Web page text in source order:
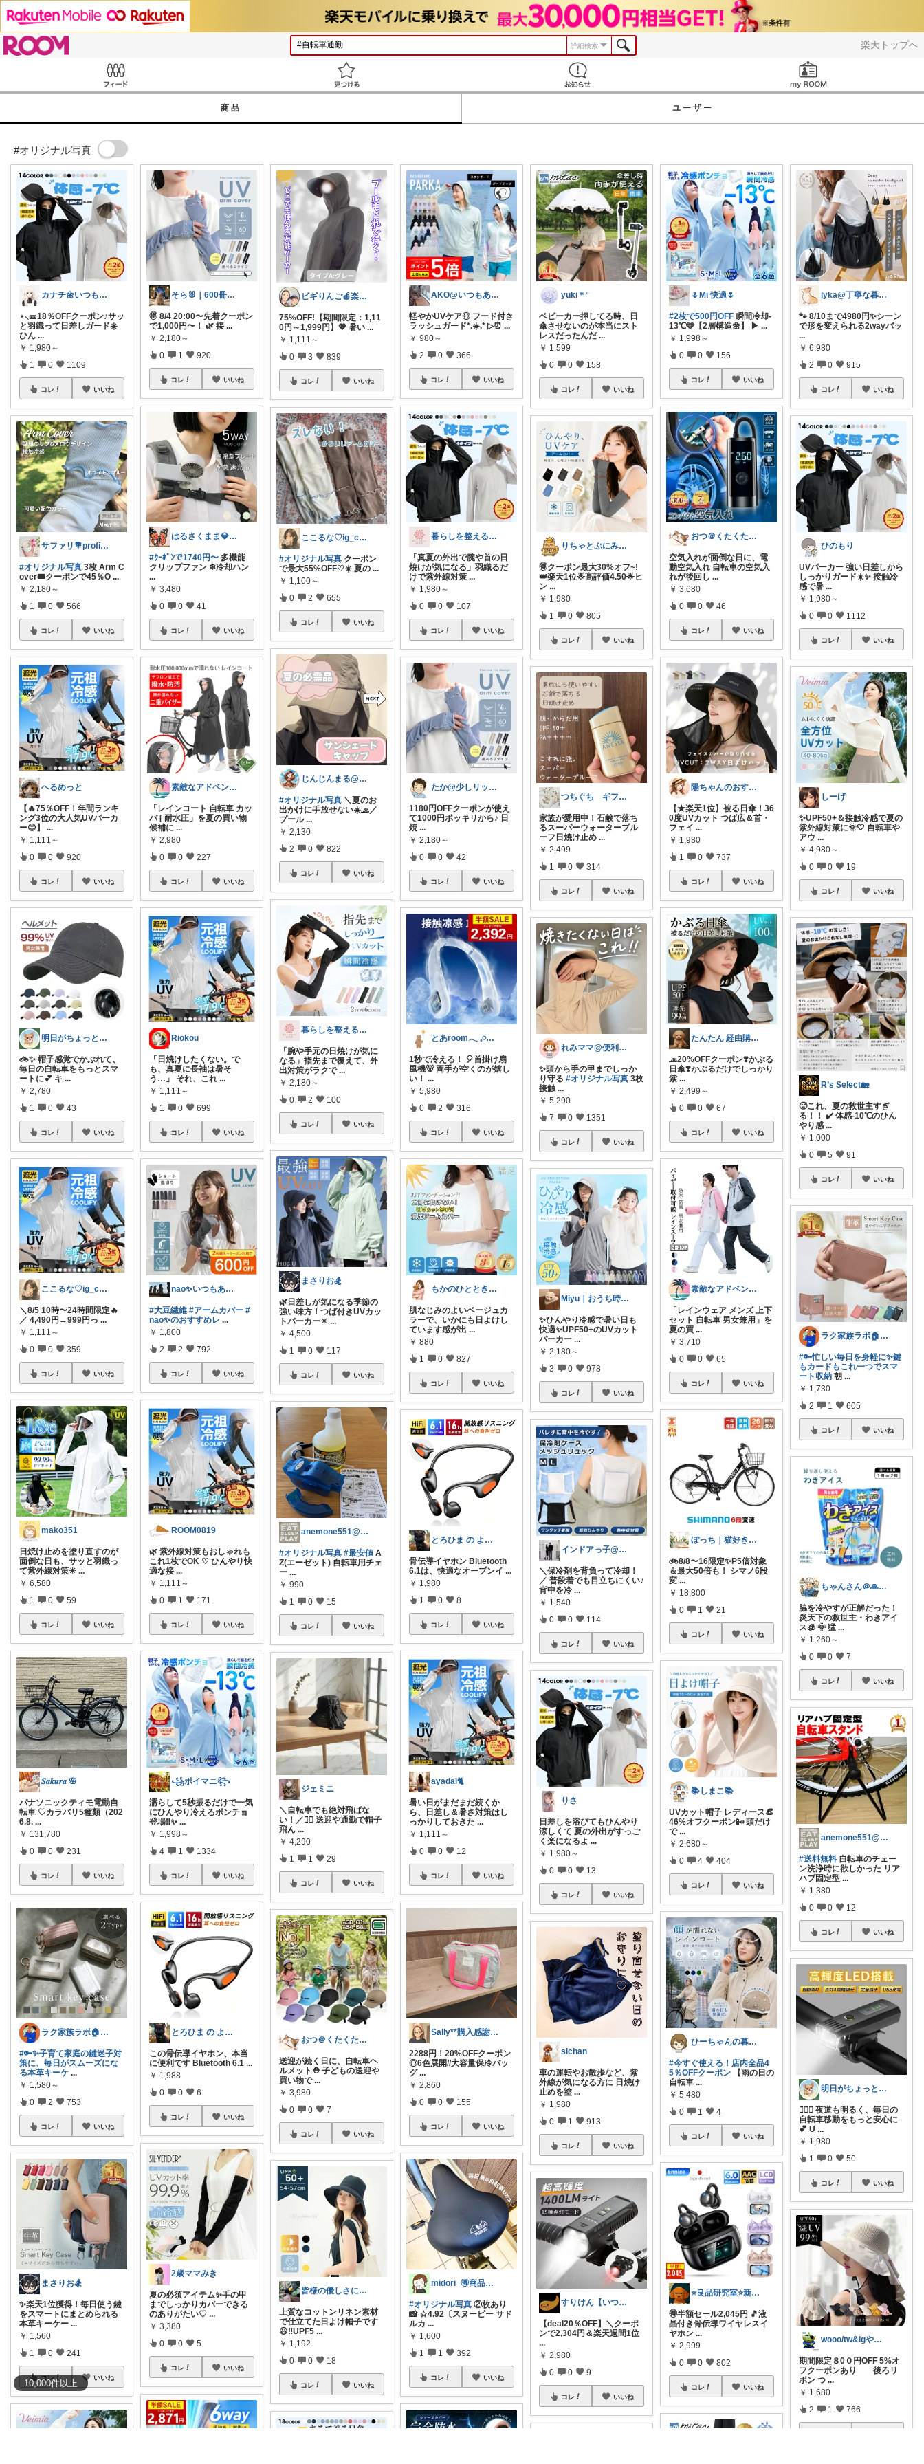
楽天トップへ
詳細検索
商品 ユーザー
#オリジナル写真
10,000件以上
カナチ🌼いつもご覧くださり感謝ꕤ
⋆⸜🎫18％OFFクーポン♪サッ
と羽織って日差しガード☀️
ひん ...
￥ 1,980～
1 0 1109
コレ いいね
サファリ‎💐profileにてお礼
#オリジナル写真 3枚 Arm C
over🎟クーポンで45％O ...
￥ 2,180～
1 0 566
コレ いいね
へるめっと
【🔥75％OFF！年間ランキ
ング3位の大人気UVパーカ
ー😊】 ...
￥ 1,111～
0 0 920
コレ いいね
明日がちょっと好きになる
🚲✨ 帽子感覚でかぶれて、
毎日の自転車をもっとスマ
ートに💕 キ ...
￥ 2,780
1 0 43
コレ いいね
ここるな♡ig_cona260
＼8/5 10時〜24時間限定🔥
／ 4,490円→999円っ ...
￥ 1,111～
0 0 359
コレ いいね
mako351
日焼け止めを塗り直すのが
面倒な日も、サッと羽織っ
て紫外線対策☀ ...
￥ 6,580
1 0 59
コレ いいね
𝑺𝒂𝒌𝒖𝒓𝒂 🌸
パナソニックティモ電動自
転車 ♡カラバリ5種類（202
6.8. ...
￥ 131,780
0 0 231
コレ いいね
ラク家族ラボ🏠️30代子育てパパルーム
#🔑✨子育て家庭の鍵迷子対
策に、毎日がスムーズにな
る本革キーケ ...
￥ 1,580～
0 2 753
コレ いいね
まさりお🏂
✨楽天1位獲得！毎日使う鍵
をスマートにまとめられる
本革キーケー ...
￥ 1,560
1 0 241
コレ いいね
そら🐰｜600冊読んだ絵本好きママ
🉐 8/4 20:00〜先着クーポン
で1,000円〜！ 🌿 接 ...
￥ 2,180～
0 1 920
コレ いいね
はるさくまま💎兄妹ﾜｰﾏﾏ🦋ig/X
#ｸｰﾎﾟﾝで1740円〜 多機能
クリップファン ❄冷却ハン
...
￥ 3,480
0 0 41
コレ いいね
素敵なアドベンチャー🌿
「レインコート 自転車 カッ
パ [ 耐水圧」を夏の買い物
候補に ...
￥ 2,980
0 0 227
コレ いいね
Riokou
「日焼けしたくない。で
も、真夏に長袖は暑そ
う…」 それ、これ ...
￥ 1,111～
1 0 699
コレ いいね
nao✨いつもありがとう😊
#大豆繊維 #アームカバー #
nao✨のおすすめレ ...
￥ 1,800
2 2 792
コレ いいね
ROOM0819
🌿 紫外線対策もおしゃれも
これ1枚でOK ♡ ひんやり快
適な接 ...
￥ 1,111～
0 1 171
コレ いいね
꧁ポイマニ꧂
濡らして5秒振るだけで一気
にひんやり冷えるポンチョ
登場‼️✨...
￥ 1,998～
4 1 1334
コレ いいね
とろひま の よろず屋～お得な商品たち～
この骨伝導イヤホン、本当
に便利です Bluetooth 6.1 ...
￥ 1,988
0 0 6
コレ いいね
2歳ママみき
夏の必須アイテム✨手の甲
までしっかりカバーできる
のありがたい♡ ...
￥ 3,380
0 0 5
コレ いいね
ビギりんご🍎楽する暮らし🏠
75%OFF!【期間限定：1,11
0円～1,999円】💖 暑い ...
￥ 1,111～
0 3 839
コレ いいね
ここるな♡ig_cona260
#オリジナル写真 クーポン
で最大55%OFF♡☀️ 夏の ...
￥ 1,100～
0 2 655
コレ いいね
じんじんまる@2歳児ママ
#オリジナル写真 ＼夏のお
出かけに手放せない☀️🧢／
プール ...
￥ 2,130
2 0 822
コレ いいね
暮らしを整える研究所🍀
「腕や手元の日焼けが気に
なる」指先まで覆えて、外
出対策がラクで ...
￥ 2,180～
0 2 100
コレ いいね
まさりお🏂
🌿日差しが気になる季節の
強い味方！つば付きUVカッ
トパーカー☀ ...
￥ 4,500
1 0 117
コレ いいね
anemone551@経由ありがとう♡
#オリジナル写真 #最安値 A
Z(エーゼット) 自転車用チェ
ー ...
￥ 990
1 0 15
コレ いいね
ジェミニ
＼自転車でも絶対飛ばな
い！／🚴‍♀️ 送迎や通勤で帽子
飛ん ...
￥ 4,290
1 1 29
コレ いいね
おつ＠くたくたのゆる健康
送迎が続く日に、自転車ヘ
ルメット⛑️ 子どもの送迎や
買い物で ...
￥ 3,980
0 0 7
コレ いいね
皆様の優しさに感謝です✨happyミルク
上質なコットンリネン素材
で仕立てた日よけ帽子です
😃‼️UPF5 ...
￥ 1,192
0 0 18
コレ いいね
AKO@いつもありがとう🐾໊¨̮✩︎
軽やかUVケア◎ フード付き
ラッシュガード*.☀️.* ▷⏰...
￥ 980～
2 0 366
コレ いいね
暮らしを整える研究所🍀
「真夏の外出で腕や首の日
焼けが気になる」羽織るだ
けで紫外線対策 ...
￥ 1,980～
0 0 107
コレ いいね
たか@少しリッチな生活がしたいパパ
1180円OFFクーポンが使え
て1000円ポッキリから♪ 日
焼 ...
￥ 2,180～
0 0 42
コレ いいね
とあroom𓂃 𓈒𓏸心地よい衣食住
1秒で冷える！ 🎈首掛け扇
風機🐻 両手が空くのが嬉し
い！...
￥ 5,980
0 2 316
コレ いいね
もかのひととき𓂃𓈒𓏸
肌なじみのよいベージュカ
ラーで、いかにも日よけし
ています感が出 ...
￥ 880
1 0 827
コレ いいね
とろひま の よろず屋～お得な商品たち～
骨伝導イヤホン Bluetooth
6.1は、快適なオープンイ ...
￥ 1,980
1 0 8
コレ いいね
ayadai🐈
暑い日がまだまだ続くか
ら、日差し＆暑さ対策はし
っかりしておきた ...
￥ 1,111～
0 0 12
コレ いいね
Sally**購入感謝です☺︎!
2288円！20%OFFクーポン
◎6色展開//大容量保冷バッ
グ ...
￥ 2,860
0 0 155
コレ いいね
midori_🉐商品と時短簡単ごはん
#オリジナル写真 ②枚あり
📸 ☆4.92〔スヌーピー サド
ルカ ...
￥ 1,600
1 1 392
コレ いいね
yuki＊°
ベビーカー押してる時、日
傘させないのが本当にスト
レスだったんだ ...
￥ 1,599
0 0 158
コレ いいね
​りちゃとぷにみつ💎
🉐クーポン最大30%オフ~!
👑楽天1位🌟高評価4.50🌟ヒ
ン ...
￥ 1,980
1 0 805
コレ いいね
つちぐち ギフト*暮らし
家族が愛用中！石鹸で落ち
るスーパーウォータープル
ーフ日焼け止め ...
￥ 2,499
1 0 314
コレ いいね
れみママ@便利雑貨¸¸kids
✨頭から手の甲までしっか
り守る#オリジナル写真 3枚
接触 ...
￥ 5,290
7 0 1351
コレ いいね
Miyu｜おうち時間の小さな幸せ🌸
✨ひんやり冷感で暑い日も
快適✨UPF50+のUVカット
パーカー ...
￥ 2,180～
3 0 978
コレ いいね
インドアっ子@ご購入ありがとうございます
＼保冷剤を背負って冷却！
／ 普段着でも目立ちにくい♪
背中を冷 ...
￥ 1,540
0 0 114
コレ いいね
りさ
日差しを浴びてもひんやり
涼しくて 夏の外出がすっご
く楽になるよ ...
￥ 1,980～
0 0 13
コレ いいね
sichan
車の運転やお散歩など、紫
外線が気になる方に 日焼け
止めを塗 ...
￥ 1,980
0 1 913
コレ いいね
すりけん【いつもありがとう😊】
【deal20％OFF】＼クーポ
ンで2,304円＆楽天週間1位
...
￥ 2,980
0 0 9
コレ いいね
🌷Mi 快適🌷
#2枚で500円OFF 瞬間冷却-
13℃🩵【2層構造🌼】 ▶ ...
￥ 1,998～
0 0 156
コレ いいね
おつ＠くたくたのゆる健康
空気入れが面倒な日に、電
動空気入れ 自転車の空気入
れが後回し ...
￥ 3,680
0 0 46
コレ いいね
陽ちゃんのおすすめROOM
【★楽天1位】被る日傘！36
0度UVカット つば広＆首・
フェイ ...
￥ 1,980
1 0 737
コレ いいね
たんたん 経由購入ありがとうございます！
🧢20%OFFクーポン❣️かぶる
日傘❣️かぶるだけでしっかり
紫 ...
￥ 2,499～
0 0 67
コレ いいね
素敵なアドベンチャー🌿
「レインウェア メンズ 上下
セット 自転車 男女兼用」を
夏の買 ...
￥ 3,710
0 0 65
コレ いいね
ぼっち｜猫好き57歳主婦の健康ライフ
🚲8/8〜16限定✨P5倍対象
＆最大50倍も！ シマノ6段
変 ...
￥ 18,800
0 1 21
コレ いいね
📚しまこ📚
UVカット帽子 レディース👒
46%オフクーポン📴 頭だけ
で ...
￥ 2,680～
0 4 404
コレ いいね
ひーちゃんの暮らしと服ROOM🌷
#今すぐ使える！店内全品4
5％OFFクーポン 【雨の日の
自転車 ...
￥ 5,480
0 1 4
コレ いいね
⭐良品研究室⭐新潟県民のオススメ🍙お米
🉐半額セール2,045円 🎵液
晶付き骨伝導ワイヤレスイ
ヤホン...
￥ 2,999
0 0 802
コレ いいね
lyka@丁寧な暮らし
🐾 8/10まで4980円✨シーン
で形を変えられる2wayバッ
...
￥ 6,980
2 0 915
コレ いいね
ひのもり
UVパーカー 強い日差しから
しっかりガード☀️✨ 接触冷
感で暑 ...
￥ 1,980～
0 0 1112
コレ いいね
しーげ
✨UPF50+＆接触冷感で夏の
紫外線対策に🌞🤍 自転車や
アウ ...
￥ 4,980～
0 0 19
コレ いいね
R’s Select🏡
🥵これ、夏の救世主すぎ
る！！ ✔️ 体感-10℃のひん
やり感 ...
￥ 1,000
0 5 91
コレ いいね
ラク家族ラボ🏠️30代子育てパパルーム
#🔑忙しい毎日を身軽に✨鍵
もカードもこれ一つでスマ
ート収納 朝 ...
￥ 1,730
2 1 605
コレ いいね
ちゃんさん＠🙏kansya👶1👶0
脇を冷やすが正解だった！
炎天下の救世主・わきアイ
ス🧊 🌞 猛 ...
￥ 1,260～
0 0 7
コレ いいね
anemone551@経由ありがとう♡
#送料無料 自転車のチェー
ン洗浄時に欲しかった リア
ハブ固定型 ...
￥ 1,380
0 0 12
コレ いいね
明日がちょっと好きになる
🚴‍♂️✨ 夜道も明るく、毎日の
自転車移動をもっと安心に
💕 U ...
￥ 1,980
1 0 50
コレ いいね
wooo/tw&igやってます
期間限定８0０円OFF 5%オ
フクーポンあり 後ろリ
ボン つ ...
￥ 1,680
2 1 766